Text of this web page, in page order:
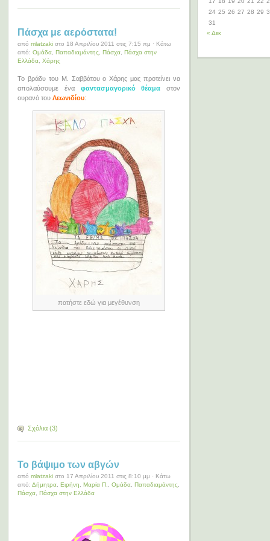
Πάσχα με αερόστατα!
από mlatzaki στο 18 Απριλίου 2011 στις 7:15 πμ · Κάτω
από: Ομάδα, Παπαδιαμάντης, Πάσχα, Πάσχα στην
Ελλάδα, Χάρης
Το βράδυ του Μ. Σαββάτου ο Χάρης μας προτείνει να
απολαύσουμε ένα φαντασμαγορικό θέαμα στον
ουρανό του Λεωνιδίου:
πατήστε εδώ για μεγέθυνση
Σχόλια (3)
Το βάψιμο των αβγών
από mlatzaki στο 17 Απριλίου 2011 στις 8:10 μμ · Κάτω
από: Δήμητρα, Ειρήνη, Μαρία Π., Ομάδα, Παπαδιαμάντης,
Πάσχα, Πάσχα στην Ελλάδα
24 25 26 27 28 29
31
« Δεκ